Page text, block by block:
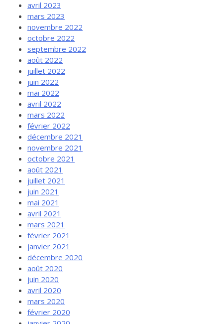
avril 2023
mars 2023
novembre 2022
octobre 2022
septembre 2022
août 2022
juillet 2022
juin 2022
mai 2022
avril 2022
mars 2022
février 2022
décembre 2021
novembre 2021
octobre 2021
août 2021
juillet 2021
juin 2021
mai 2021
avril 2021
mars 2021
février 2021
janvier 2021
décembre 2020
août 2020
juin 2020
avril 2020
mars 2020
février 2020